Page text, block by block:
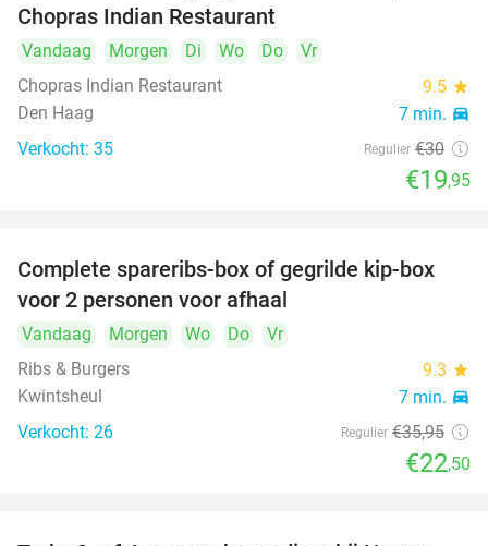
Chopras Indian Restaurant
Vandaag Morgen Di Wo Do
Vr
Chopras Indian Restaurant
9.5 star
Den Haag 7 min. directions_car
Verkocht: 35 Regulier €30
€19,95
37%
Complete spareribs-box of gegrilde kip-box
voor 2 personen voor afhaal
Vandaag Morgen Wo Do
Vr
Ribs & Burgers
9.3 star
Kwintsheul 7 min. directions_car
Verkocht: 26 Regulier €35,95
€22,50